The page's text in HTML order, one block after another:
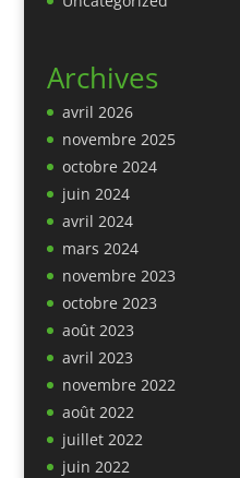
Archives
avril 2026
novembre 2025
octobre 2024
juin 2024
avril 2024
mars 2024
novembre 2023
octobre 2023
août 2023
avril 2023
novembre 2022
août 2022
juillet 2022
juin 2022